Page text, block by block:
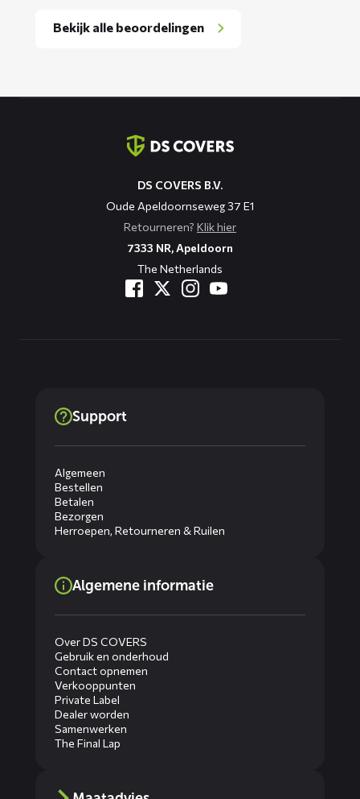
Bekijk alle beoordelingen
DS COVERS B.V.
Oude Apeldoornseweg 37 E1
Retourneren? Klik hier
7333 NR, Apeldoorn
The Netherlands
Support
Algemeen
Bestellen
Betalen
Bezorgen
Herroepen, Retourneren & Ruilen
Algemene informatie
Over DS COVERS
Gebruik en onderhoud
Contact opnemen
Verkooppunten
Private Label
Dealer worden
Samenwerken
The Final Lap